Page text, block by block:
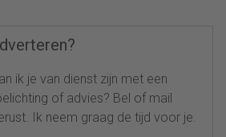
ik je van dienst zijn met een
of advies? Bel of mail
Ik neem graag de tijd voor je.